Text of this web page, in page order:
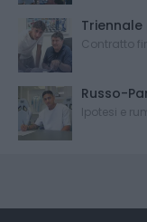
Triennale
Contratto
Russo-
Ipotesi e